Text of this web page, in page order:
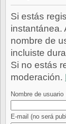
Si estás
instantánea.
nombre de
incluiste
Si no estás
moderación.
Nombre de usuario
E-mail (no será